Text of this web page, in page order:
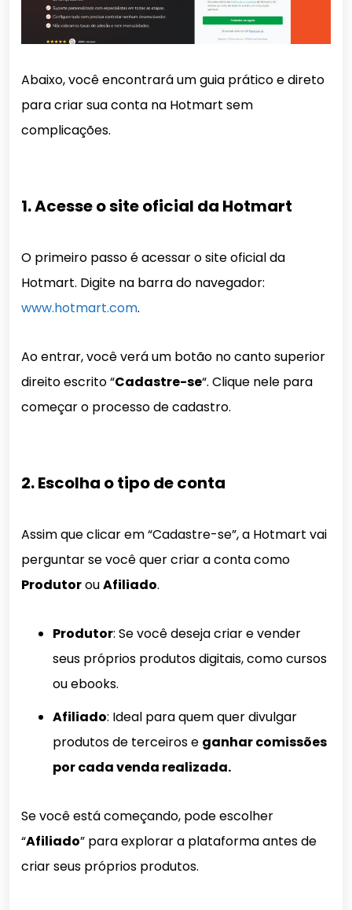
Abaixo, você encontrará um guia prático e direto
para criar sua conta na Hotmart sem
complicações.
1. Acesse o site oficial da Hotmart
O primeiro passo é acessar o site oficial da
Hotmart. Digite na barra do navegador:
www.hotmart.com.
Ao entrar, você verá um botão no canto superior
direito escrito “Cadastre-se“. Clique nele para
começar o processo de cadastro.
2. Escolha o tipo de conta
Assim que clicar em “Cadastre-se”, a Hotmart vai
perguntar se você quer criar a conta como
ProdutorouAfiliado.
Produtor: Se você deseja criar e vender
seus próprios produtos digitais, como cursos
ou ebooks.
Afiliado: Ideal para quem quer divulgar
produtos de terceiros e ganhar comissões
por cada venda realizada.
Se você está começando, pode escolher
“Afiliado” para explorar a plataforma antes de
criar seus próprios produtos.